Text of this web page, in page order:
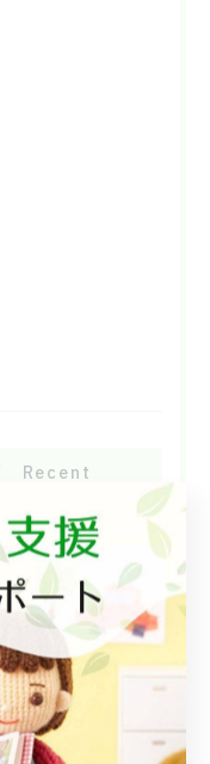
Recent
2026/07/18
みんなで食べるとおいしいね😋
2026/07/15